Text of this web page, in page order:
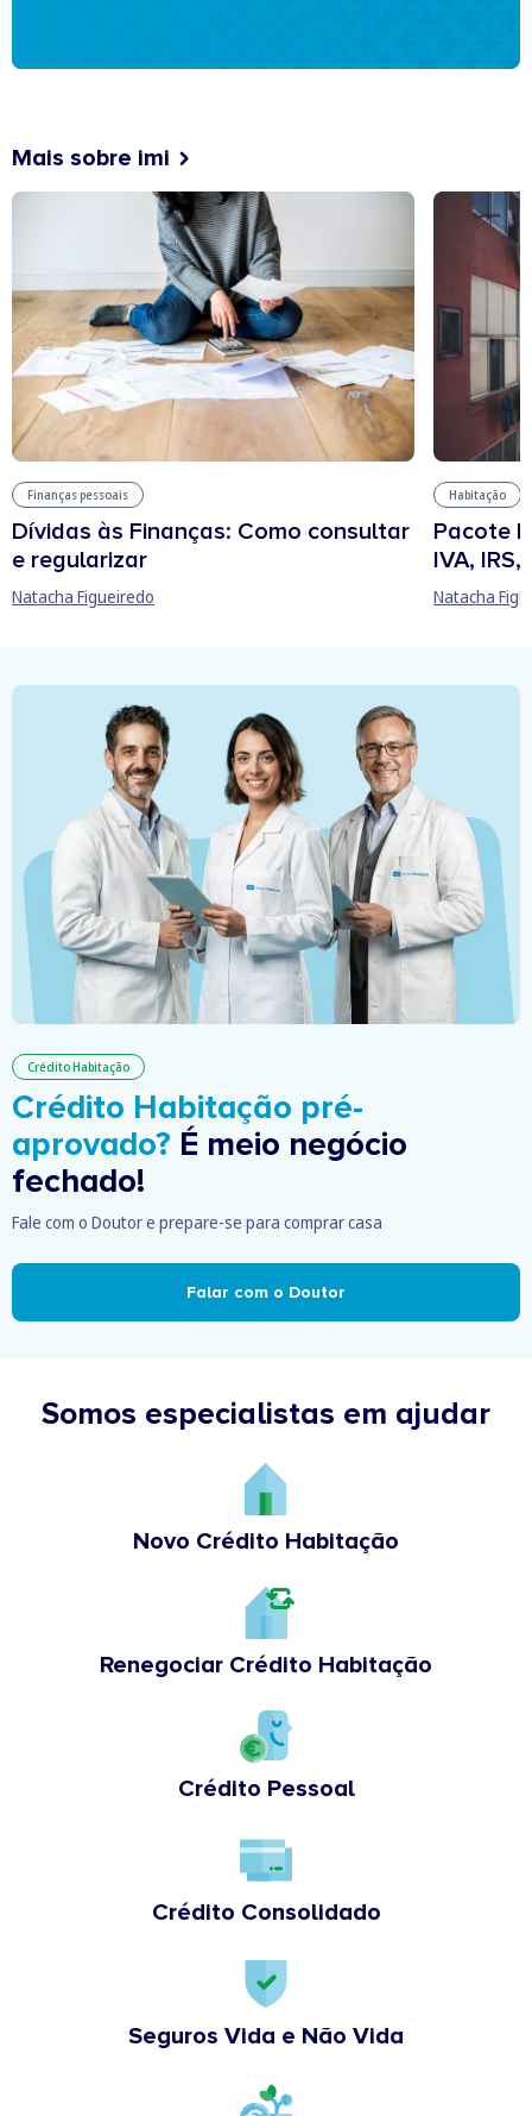
Mais sobre imi
Finanças pessoais
Dívidas às Finanças: Como consultar
e regularizar
Natacha Figueiredo
Habitação
Pacote
IVA,
Natacha
Crédito Habitação
Crédito Habitação pré-
aprovado? É meio negócio
fechado!
Fale com o Doutor e prepare-se para comprar casa
Falar com o Doutor
Somos especialistas em ajudar
Novo Crédito Habitação
Renegociar Crédito Habitação
Crédito Pessoal
Crédito Consolidado
Seguros Vida e Não Vida